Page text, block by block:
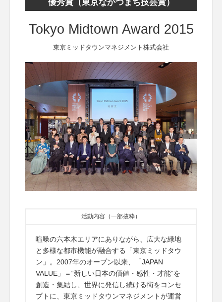
優秀賞（東京なかつまち技芸賞）
Tokyo Midtown Award 2015
東京ミッドタウンマネジメント株式会社
活動内容（一部抜粋）
喧噪の六本木エリアにありながら、広大な緑地
と多様な都市機能が融合する「東京ミッドタウ
ン」。2007年のオープン以来、「JAPAN
VALUE」＝“新しい日本の価値・感性・才能”を
創造・集結し、世界に発信し続ける街をコンセ
プトに、東京ミッドタウンマネジメントが運営